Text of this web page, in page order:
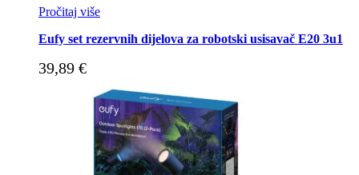
Pročitaj više
Eufy set rezervnih dijelova za robotski usisavač E20 3u1
39,89 €